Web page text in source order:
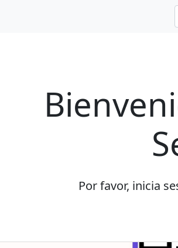
Por favor, inicia